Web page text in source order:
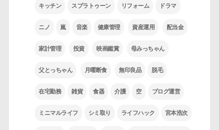
キッチン スプラトゥーン リフォーム ドラマ
ニノ 嵐 音楽 健康管理 資産運用 配当金
家計管理 投資 映画鑑賞 母みっちゃん
父とっちゃん 月曜断食 無印良品 脱毛
在宅勤務 雑貨 食器 介護 空 ブログ運営
ミニマルライフ シミ取り ライフハック 宮本浩次